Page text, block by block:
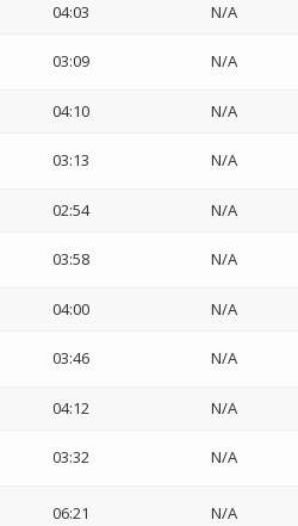
04:03 N/A
03:09 N/A
04:10 N/A
03:13 N/A
02:54 N/A
03:58 N/A
04:00 N/A
03:46 N/A
04:12 N/A
03:32 N/A
06:21 N/A